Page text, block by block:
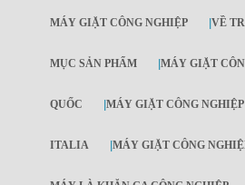
MÁY GIẶT CÔNG NGHIỆP VỀ
MỤC SẢN PHẨM MÁY GIẶT
QUỐC MÁY GIẶT CÔNG
ITALIA MÁY GIẶT CÔNG